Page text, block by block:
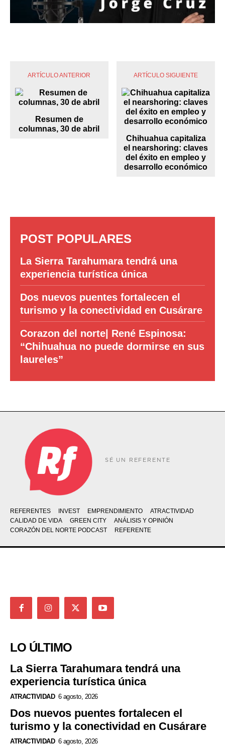
ARTÍCULO ANTERIOR
Resumen de
columnas, 30 de abril
ARTÍCULO SIGUIENTE
Chihuahua capitaliza
el nearshoring: claves
del éxito en empleo y
desarrollo económico
POST POPULARES
La Sierra Tarahumara tendrá una
experiencia turística única
Dos nuevos puentes fortalecen el
turismo y la conectividad en Cusárare
Corazon del norte| René Espinosa:
“Chihuahua no puede dormirse en sus
laureles”
SÉ UN REFERENTE
REFERENTES INVEST EMPRENDIMIENTO
ATRACTIVIDAD
CALIDAD DE VIDA
GREEN CITY
ANÁLISIS Y OPINIÓN
CORAZÓN DEL NORTE PODCAST
REFERENTE
LO ÚLTIMO
La Sierra Tarahumara tendrá una
experiencia turística única
ATRACTIVIDAD 6 agosto, 2026
Dos nuevos puentes fortalecen el
turismo y la conectividad en Cusárare
ATRACTIVIDAD 6 agosto, 2026